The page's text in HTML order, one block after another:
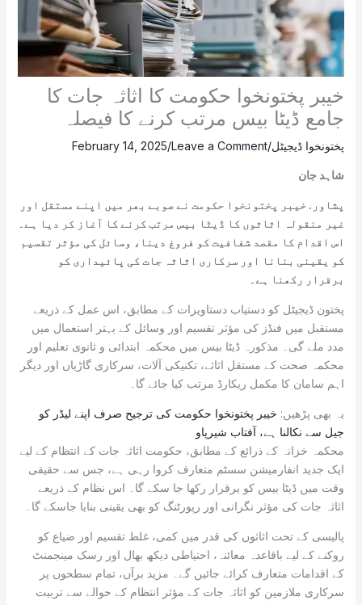
خیبر پختونخوا حکومت کا اثاثہ جات کا
جامع ڈیٹا بیس مرتب کرنے کا فیصلہ
پختونخوا ڈیجیٹل/
Leave a Comment
/
February 14, 2025
شاہد جان
پشاور. خیبر پختونخوا حکومت نے صوبے بھر میں اپنے مستقل اور
غیر منقولہ اثاثوں کا ڈیٹا بیس مرتب کرنے کا آغاز کر دیا ہے۔
اس اقدام کا مقصد شفافیت کو فروغ دینا، وسائل کی مؤثر تقسیم
کو یقینی بنانا اور سرکاری اثاثہ جات کی پائیداری کو
برقرار رکھنا ہے۔
پختون ڈیجیٹل کو دستیاب دستاویزات کے مطابق، اس عمل کے ذریعے
مستقبل میں فنڈز کی مؤثر تقسیم اور وسائل کے بہتر استعمال میں
مدد ملے گی۔ مذکورہ ڈیٹا بیس میں محکمہ ابتدائی و ثانوی تعلیم اور
محکمہ صحت کے مستقل اثاثے، تکنیکی آلات، سرکاری گاڑیاں اور دیگر
اہم سامان کا مکمل ریکارڈ مرتب کیا جائے گا۔
یہ بھی پڑھیں: خیبر پختونخوا حکومت کی ترجیح صرف اپنے لیڈر کو
جیل سے نکالنا ہے، آفتاب شیرپاو
محکمہ خزانہ کے ذرائع کے مطابق، حکومت اثاثہ جات کے انتظام کے لیے
ایک جدید انفارمیشن سسٹم متعارف کروا رہی ہے، جس سے حقیقی
وقت میں ڈیٹا بیس کو برقرار رکھا جا سکے گا۔ اس نظام کے ذریعے
اثاثہ جات کی مؤثر نگرانی اور رپورٹنگ کو بھی یقینی بنایا جاسکے گا۔
پالیسی کے تحت اثاثوں کی قدر میں کمی، غلط تقسیم اور ضیاع کو
روکنے کے لیے باقاعدہ معائنہ، احتیاطی دیکھ بھال اور رسک مینجمنٹ
کے اقدامات متعارف کرائے جائیں گے۔ مزید برآں، تمام سطحوں پر
سرکاری ملازمین کو اثاثہ جات کے مؤثر انتظام کے حوالے سے تربیت